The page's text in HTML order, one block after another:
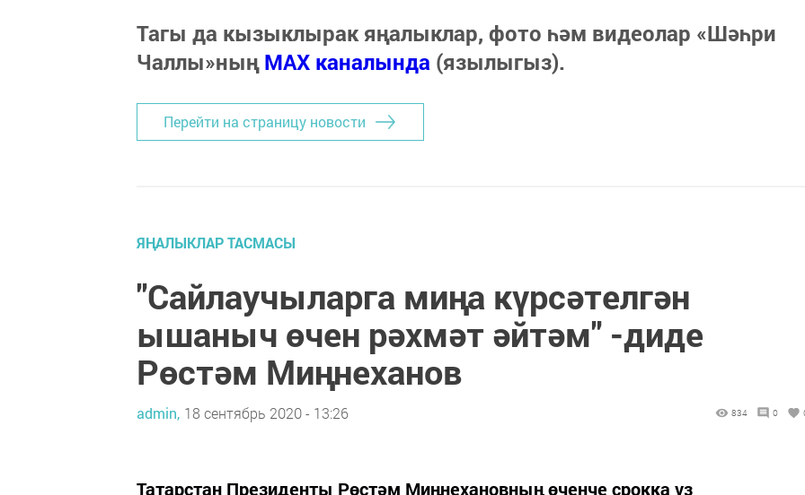
Тагы да кызыклырак яңалыклар, фото һәм видеолар «Шәһри
Чаллы»ныңMAX каналында (язылыгыз).
Перейти на страницу новости
ЯҢАЛЫКЛАР ТАСМАСЫ
"Сайлаучыларга миңа күрсәтелгән
ышаныч өчен рәхмәт әйтәм" -диде
Рөстәм Миңнеханов
admin, 18 сентябрь 2020 - 13:26 834 0
Татарстан Президенты Рөстәм Миңнехановның өченче срокка үз